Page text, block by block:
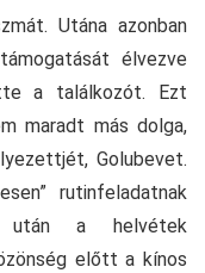
Utána azonban
élvezve
a találkozót. Ezt
maradt más dolga,
Golubevet.
rutinfeladatnak
után a helvétek
előtt a kínos